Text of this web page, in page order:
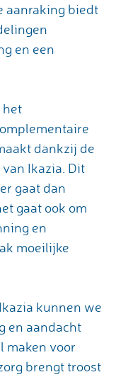
aanraking biedt
en een
het
dankzij de
Ikazia. Dit
gaat dan
gaat ook om
en
moeilijke
kunnen we
en aandacht
maken voor
brengt troost